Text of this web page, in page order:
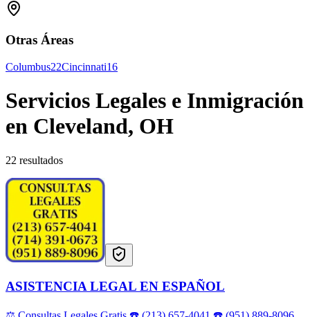
Otras Áreas
Columbus22Cincinnati16
Servicios Legales e Inmigración
en Cleveland, OH
22 resultados
ASISTENCIA LEGAL EN ESPAÑOL